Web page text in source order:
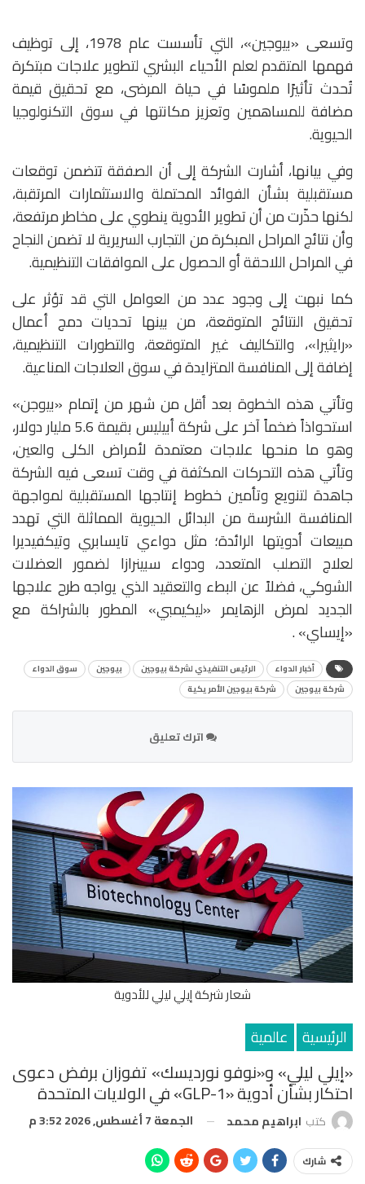
وتسعى «بيوجين»، التي تأسست عام 1978، إلى توظيف
فهمها المتقدم لعلم الأحياء البشري لتطوير علاجات مبتكرة
تُحدث تأثيرًا ملموسًا في حياة المرضى، مع تحقيق قيمة
مضافة للمساهمين وتعزيز مكانتها في سوق التكنولوجيا
الحيوية.
وفي بيانها، أشارت الشركة إلى أن الصفقة تتضمن توقعات
مستقبلية بشأن الفوائد المحتملة والاستثمارات المرتقبة،
لكنها حذّرت من أن تطوير الأدوية ينطوي على مخاطر مرتفعة،
وأن نتائج المراحل المبكرة من التجارب السريرية لا تضمن النجاح
في المراحل اللاحقة أو الحصول على الموافقات التنظيمية.
كما نبهت إلى وجود عدد من العوامل التي قد تؤثر على
تحقيق النتائج المتوقعة، من بينها تحديات دمج أعمال
«رايثيرا»، والتكاليف غير المتوقعة، والتطورات التنظيمية،
إضافة إلى المنافسة المتزايدة في سوق العلاجات المناعية.
وتأتي هذه الخطوة بعد أقل من شهر من إتمام «بيوجن»
استحواذاً ضخماً آخر على شركة أبيليس بقيمة 5.6 مليار دولار،
وهو ما منحها علاجات معتمدة لأمراض الكلى والعين،
وتأتي هذه التحركات المكثفة في وقت تسعى فيه الشركة
جاهدة لتنويع وتأمين خطوط إنتاجها المستقبلية لمواجهة
المنافسة الشرسة من البدائل الحيوية المماثلة التي تهدد
مبيعات أدويتها الرائدة؛ مثل دواءي تايسابري وتيكفيديرا
لعلاج التصلب المتعدد، ودواء سبينرازا لضمور العضلات
الشوكي، فضلاً عن البطء والتعقيد الذي يواجه طرح علاجها
الجديد لمرض الزهايمر «ليكيمبي» المطور بالشراكة مع
«إيساي» .
أخبار الدواء الرئيس التنفيذي لشركة بيوجين بيوجين
سوق الدواء
شركة بيوجين
شركة بيوجين الأمريكية
اترك تعليق
شعار شركة إيلي ليلي للأدوية
الرئيسية عالمية
«إيلي ليلي» و«نوفو نورديسك» تفوزان برفض دعوى
احتكار بشأن أدوية «GLP-1» في الولايات المتحدة
كتب ابراهيم محمد الجمعة 7 أغسطس, 2026 3:52 م
شارك